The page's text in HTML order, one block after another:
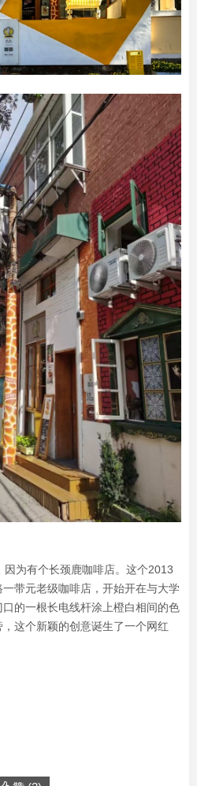
为有个长颈鹿咖啡店。这个2013
带元老级咖啡店，开始开在与大学
的一根长电线杆涂上橙白相间的色
这个新颖的创意诞生了一个网红